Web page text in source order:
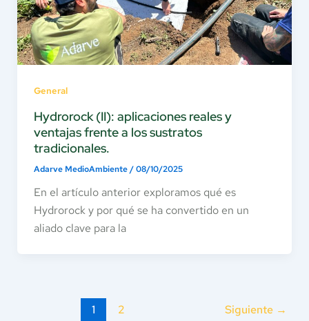
General
Hydrorock (II): aplicaciones reales y
ventajas frente a los sustratos
tradicionales.
Adarve MedioAmbiente/08/10/2025
En el artículo anterior exploramos qué es
Hydrorock y por qué se ha convertido en un
aliado clave para la
1 2 Siguiente →